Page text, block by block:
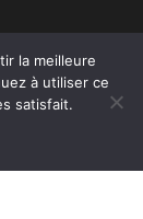
la meilleure
à utiliser ce
satisfait.